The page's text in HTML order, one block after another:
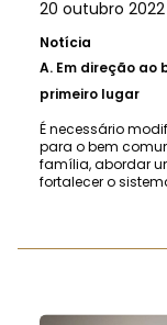
20 outubro 2022
Notícia
A. Em direção ao
primeiro lugar
É necessário
para o bem
família, abordar
fortalecer o